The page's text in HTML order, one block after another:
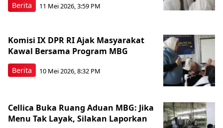
Berita 11 Mei 2026, 3:59 PM
Berita
Komisi IX DPR RI Ajak Masyarakat
Kawal Bersama Program MBG
10 Mei 2026, 8:32 PM
Cellica Buka Ruang Aduan MBG: Jika
Menu Tak Layak, Silakan Laporkan